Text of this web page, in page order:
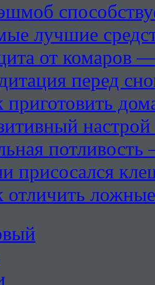
лучшие
от комаров
перед
приготовить
настрой
потливость
присосался
отличить